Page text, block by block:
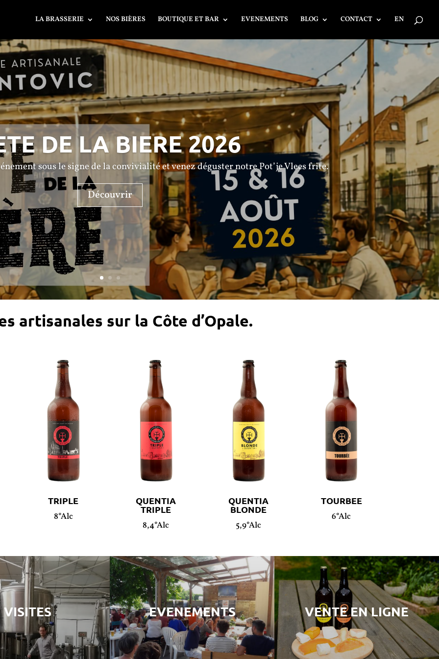
LA BRASSERIE NOS BIÈRES BOUTIQUE ET BAR EVENEMENTS BLOG CONTACT EN
DE LA BIERE 2026
sous le signe de la convivialité et venez déguster notre Pot’je Vlees frite.
Découvrir
artisanales sur la Côte d’Opale.
TRIPLE
8°Alc
QUENTIA
TRIPLE
8,4°Alc
QUENTIA
BLONDE
5,9°Alc
TOURBEE
6°Alc
VISITES EVENEMENTS VENTE EN LIGNE